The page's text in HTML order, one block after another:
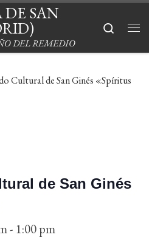
DE SAN
DEL REMEDIO
Search
Cultural de San Ginés «Spíritus
de San Ginés
- 1:00 pm